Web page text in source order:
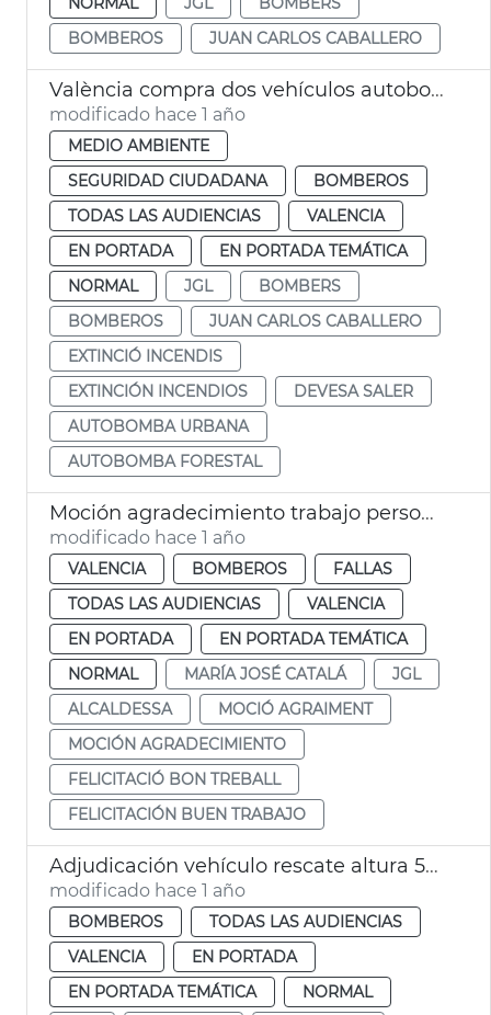
BOMBEROS
JUAN CARLOS CABALLERO
València compra dos vehículos autobomba Bomberos
modificado hace 1 año
MEDIO AMBIENTE
SEGURIDAD CIUDADANA
BOMBEROS
TODAS LAS AUDIENCIAS
VALENCIA
EN PORTADA
EN PORTADA TEMÁTICA
NORMAL
JGL
BOMBERS
BOMBEROS
JUAN CARLOS CABALLERO
EXTINCIÓ INCENDIS
EXTINCIÓN INCENDIOS
DEVESA SALER
AUTOBOMBA URBANA
AUTOBOMBA FORESTAL
Moción agradecimiento trabajo personal municipal Fallas 2025
modificado hace 1 año
VALENCIA BOMBEROS
FALLAS
TODAS LAS AUDIENCIAS
VALENCIA
EN PORTADA
EN PORTADA TEMÁTICA
NORMAL
MARÍA JOSÉ CATALÁ
JGL
ALCALDESSA
MOCIÓ AGRAIMENT
MOCIÓN AGRADECIMIENTO
FELICITACIÓ BON TREBALL
FELICITACIÓN BUEN TRABAJO
Adjudicación vehículo rescate altura 55 metros Bomberos València
modificado hace 1 año
BOMBEROS
TODAS LAS AUDIENCIAS
VALENCIA
EN PORTADA
EN PORTADA TEMÁTICA
NORMAL